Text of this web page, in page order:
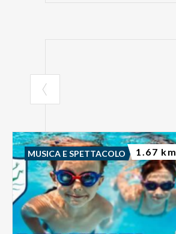
MUSICA E SPETTACOLO 1.67 km